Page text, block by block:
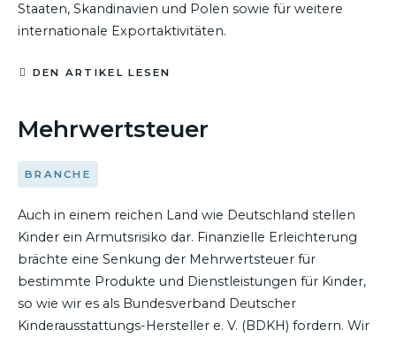
Staaten, Skandinavien und Polen sowie für weitere
internationale Exportaktivitäten.
DEN ARTIKEL LESEN
Mehrwertsteuer
BRANCHE
Auch in einem reichen Land wie Deutschland stellen
Kinder ein Armutsrisiko dar. Finanzielle Erleichterung
brächte eine Senkung der Mehrwertsteuer für
bestimmte Produkte und Dienstleistungen für Kinder,
so wie wir es als Bundesverband Deutscher
Kinderausstattungs-Hersteller e. V. (BDKH) fordern. Wir